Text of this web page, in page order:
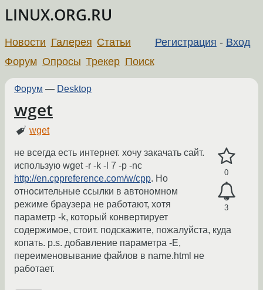
LINUX.ORG.RU
Регистрация - Вход
Новости Галерея Статьи
Форум Опросы Трекер Поиск
Форум — Desktop
wget
wget
0
3
не всегда есть интернет. хочу закачать сайт.
использую wget -r -k -l 7 -p -nc
http://en.cppreference.com/w/cpp. Но
относительные ссылки в автономном
режиме браузера не работают, хотя
параметр -k, который конвертирует
содержимое, стоит. подскажите, пожалуйста, куда
копать. p.s. добавление параметра -E,
переименовывание файлов в name.html не
работает.